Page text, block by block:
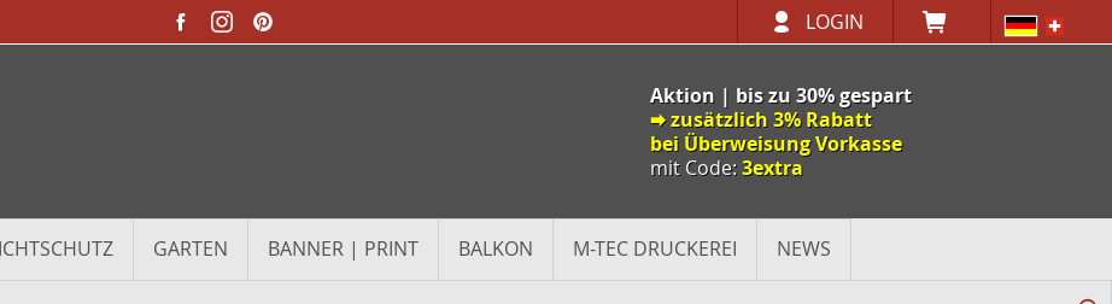
LOGIN
Aktion | bis zu 30% gespart
🠮 zusätzlich 3% Rabatt
bei Überweisung Vorkasse
mit Code:3extra
GARTEN BANNER | PRINT BALKON M-TEC DRUCKEREI NEWS